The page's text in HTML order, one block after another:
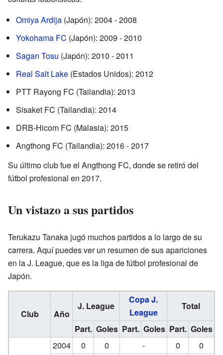
Omiya Ardija (Japón): 2004 - 2008
Yokohama FC (Japón): 2009 - 2010
Sagan Tosu (Japón): 2010 - 2011
Real Salt Lake (Estados Unidos): 2012
PTT Rayong FC (Tailandia): 2013
Sisaket FC (Tailandia): 2014
DRB-Hicom FC (Malasia): 2015
Angthong FC (Tailandia): 2016 - 2017
Su último club fue el Angthong FC, donde se retiró del
fútbol profesional en 2017.
Un vistazo a sus partidos
Terukazu Tanaka jugó muchos partidos a lo largo de su
carrera. Aquí puedes ver un resumen de sus apariciones
en la J. League, que es la liga de fútbol profesional de
Japón.
Club Año
J. League
Copa J.
League
Total
Part. Goles Part. Goles Part. Goles
2004 0 0 - 0
0